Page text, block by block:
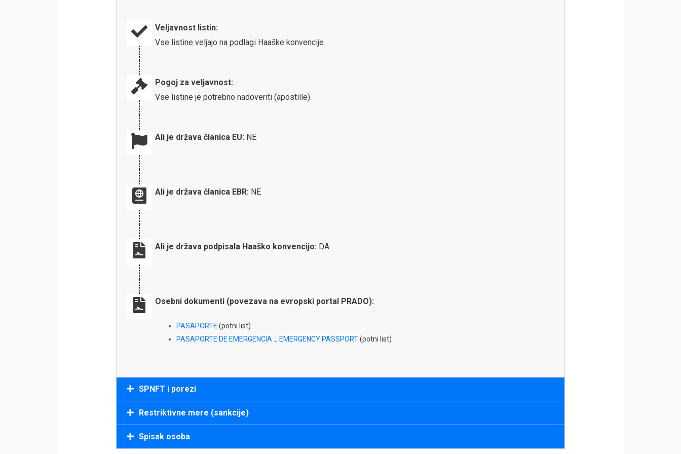
Veljavnost listin:
Vse listine veljajo na podlagi Haaške konvencije
Pogoj za veljavnost:
Vse listine je potrebno nadoveriti (apostille).
Ali je država članica EU: NE
Ali je država članica EBR: NE
Ali je država podpisala Haaško konvencijo: DA
Osebni dokumenti (povezava na evropski portal PRADO):
PASAPORTE (potni list)
PASAPORTE DE EMERGENCIA _ EMERGENCY PASSPORT(potni list)
SPNFT i porezi
Restriktivne mere (sankcije)
Spisak osoba